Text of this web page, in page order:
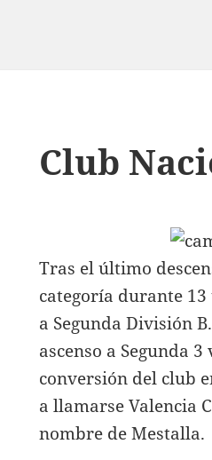
Club
Tras el último
categoría durante 13
a Segunda División
ascenso a Segunda
conversión del club
a llamarse Valencia
nombre de Mestalla.